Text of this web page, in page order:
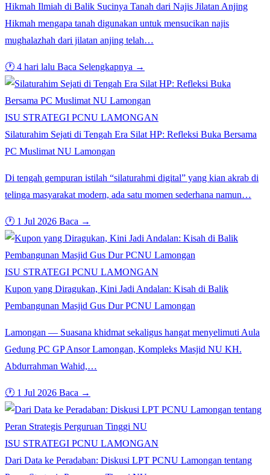
Hikmah Ilmiah di Balik Sucinya Tanah dari Najis Jilatan Anjing
Hikmah mengapa tanah digunakan untuk mensucikan najis
mughalazhah dari jilatan anjing telah…
🕐 4 hari lalu Baca Selengkapnya →
ISU STRATEGI PCNU LAMONGAN
Silaturahim Sejati di Tengah Era Silat HP: Refleksi Buka Bersama
PC Muslimat NU Lamongan
Di tengah gempuran istilah “silaturahmi digital” yang kian akrab di
telinga masyarakat modern, ada satu momen sederhana namun…
🕐 1 Jul 2026 Baca →
ISU STRATEGI PCNU LAMONGAN
Kupon yang Diragukan, Kini Jadi Andalan: Kisah di Balik
Pembangunan Masjid Gus Dur PCNU Lamongan
Lamongan — Suasana khidmat sekaligus hangat menyelimuti Aula
Gedung PC GP Ansor Lamongan, Kompleks Masjid NU KH.
Abdurrahman Wahid,…
🕐 1 Jul 2026 Baca →
ISU STRATEGI PCNU LAMONGAN
Dari Data ke Peradaban: Diskusi LPT PCNU Lamongan tentang